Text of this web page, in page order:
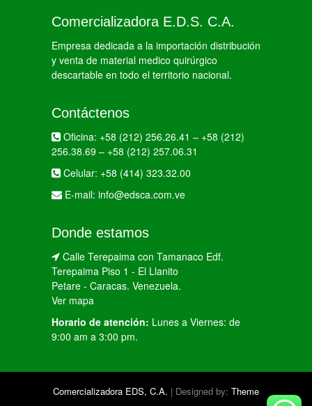
Comercializadora E.D.S. C.A.
Empresa dedicada a la importación distribución
y venta de material medico quirúrgico
descartable en todo el territorio nacional.
Contáctenos
Oficina: +58 (212) 256.26.41 – +58 (212)
256.38.69 – +58 (212) 257.06.31
Celular: +58 (414) 323.32.00
E-mail: info@edsca.com.ve
Donde estamos
Calle Terepaima con Tamanaco Edf.
Terepaima Piso 1 - El Llanito
Petare - Caracas. Venezuela.
Ver mapa
Horario de atención: Lunes a Viernes: de
9:00 am a 3:00 pm.
Comercializadora EDS, C.A. | Designed by: Theme